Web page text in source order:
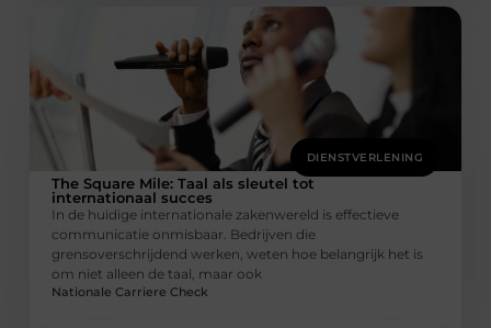
DIENSTVERLENING
The Square Mile: Taal als sleutel tot
internationaal succes
In de huidige internationale zakenwereld is effectieve
communicatie onmisbaar. Bedrijven die
grensoverschrijdend werken, weten hoe belangrijk het is
om niet alleen de taal, maar ook
Nationale Carriere Check